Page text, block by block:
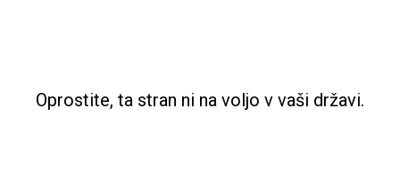
Oprostite, ta stran ni na voljo v vaši državi.